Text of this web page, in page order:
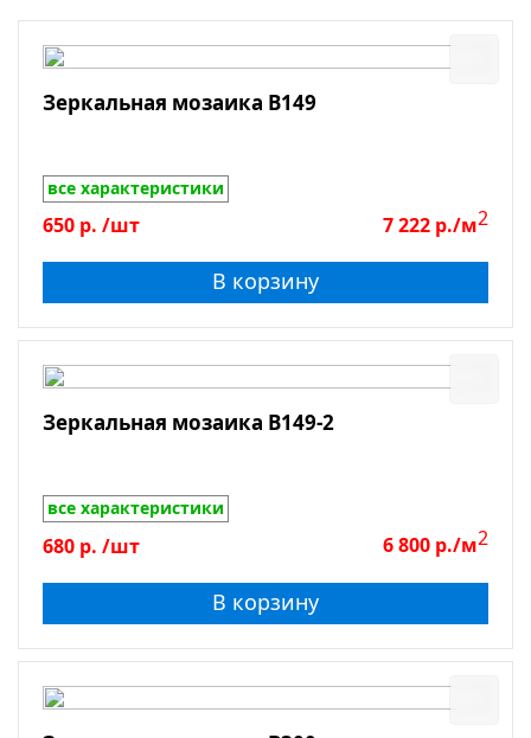
Зеркальная мозаика B149
все характеристики
650 р. /шт 7 222 р./м2
В корзину
Зеркальная мозаика B149-2
все характеристики
680 р. /шт 6 800 р./м2
В корзину